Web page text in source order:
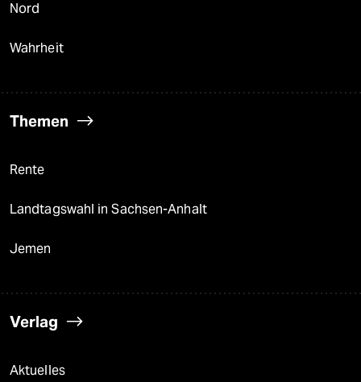
Nord
Wahrheit
Themen
Rente
Landtagswahl in Sachsen-Anhalt
Jemen
Verlag
Aktuelles